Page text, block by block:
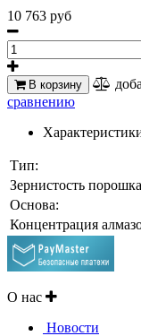
10 763 руб
В корзину
сравнению
Тип:
Зернистость
Основа:
Концентрация
О нас
Новости